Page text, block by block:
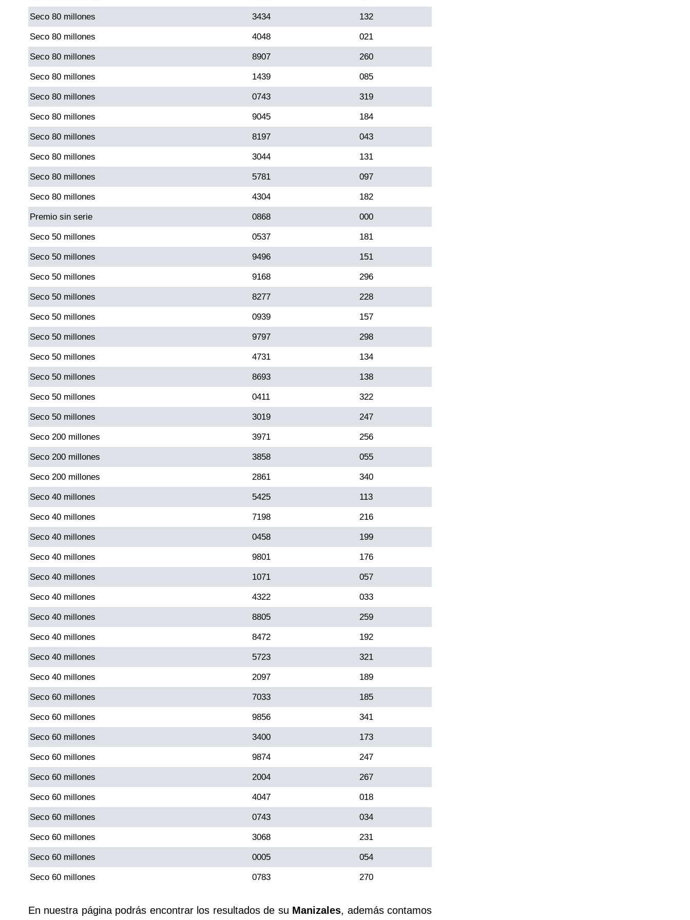
Dorado Mañana
Dorado Tarde
Dorado Noche
Fantástica Día
Fantástica Noche
Motilon Tarde
Motilon Noche
Paisita Día
Paisita Noche
Paisita 3
Pick 3 Día
Pick 3 Noche
Pick 4 Día
Pick 4 Noche
Pijao de Oro
Saman de la suerte
Sinuano Día
Sinuano Noche
Super Chontico Noche
Seco 80 millones 3434 132
Seco 80 millones 4048 021
Seco 80 millones 8907 260
Seco 80 millones 1439 085
Seco 80 millones 0743 319
Seco 80 millones 9045 184
Seco 80 millones 8197 043
Seco 80 millones 3044 131
Seco 80 millones 5781 097
Seco 80 millones 4304 182
Premio sin serie 0868 000
Seco 50 millones 0537 181
Seco 50 millones 9496 151
Seco 50 millones 9168 296
Seco 50 millones 8277 228
Seco 50 millones 0939 157
Seco 50 millones 9797 298
Seco 50 millones 4731 134
Seco 50 millones 8693 138
Seco 50 millones 0411 322
Seco 50 millones 3019 247
Seco 200 millones 3971 256
Seco 200 millones 3858 055
Seco 200 millones 2861 340
Seco 40 millones 5425 113
Seco 40 millones 7198 216
Seco 40 millones 0458 199
Seco 40 millones 9801 176
Seco 40 millones 1071 057
Seco 40 millones 4322 033
Seco 40 millones 8805 259
Seco 40 millones 8472 192
Seco 40 millones 5723 321
Seco 40 millones 2097 189
Seco 60 millones 7033 185
Seco 60 millones 9856 341
Seco 60 millones 3400 173
Seco 60 millones 9874 247
Seco 60 millones 2004 267
Seco 60 millones 4047 018
Seco 60 millones 0743 034
Seco 60 millones 3068 231
Seco 60 millones 0005 054
Seco 60 millones 0783 270
En nuestra página podrás encontrar los resultados de su Manizales, además contamos